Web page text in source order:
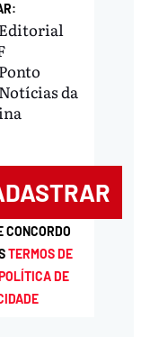
Editorial
Ponto
Notícias da
CONCORDO
TERMOS DE
DE